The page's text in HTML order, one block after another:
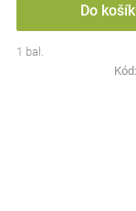
Do
1 bal.
Kód: